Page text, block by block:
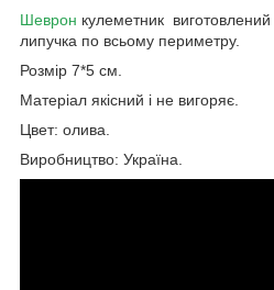
Шеврон кулеметник виготовлений
липучка по всьому периметру.
Розмір 7*5 см.
Матеріал якісний і не вигоряє.
Цвет: олива.
Виробництво: Україна.